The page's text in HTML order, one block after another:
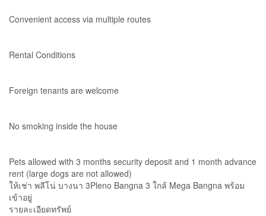
Convenient access via multiple routes
Rental Conditions
Foreign tenants are welcome
No smoking inside the house
Pets allowed with 3 months security deposit and 1 month advance
rent (large dogs are not allowed)
ให้เช่า พลีโน่ บางนา 3Pleno Bangna 3 ใกล้ Mega Bangna พร้อม
เข้าอยู่
รายละเอียดทรัพย์